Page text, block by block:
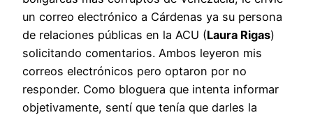
un correo electrónico a Cárdenas ya su persona
de relaciones públicas en la ACU (Laura Rigas)
solicitando comentarios. Ambos leyeron mis
correos electrónicos pero optaron por no
responder. Como bloguera que intenta informar
objetivamente, sentí que tenía que darles la